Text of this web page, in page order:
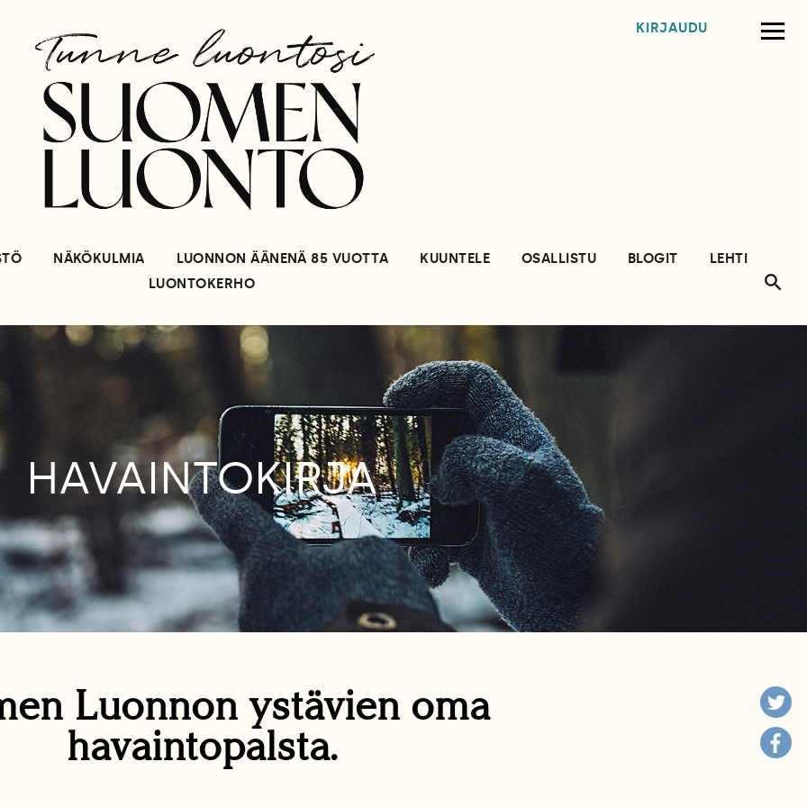
KIRJAUDU
NÄKÖKULMIA LUONNON ÄÄNENÄ 85 VUOTTA KUUNTELE OSALLISTU BLOGIT
LEHTI
LUONTOKERHO
HAVAINTOKIRJA
Luonnon ystävien oma
havaintopalsta.